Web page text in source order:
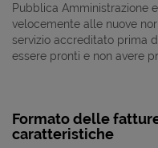
Pubblica Amministrazione
velocemente alle nuove
servizio accreditato prima
essere pronti e non avere
Formato delle
caratteristiche